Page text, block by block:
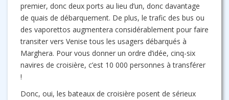
premier, donc deux ports au lieu d’un, donc davantage
de quais de débarquement. De plus, le trafic des bus ou
des vaporettos augmentera considérablement pour faire
transiter vers Venise tous les usagers débarqués à
Marghera. Pour vous donner un ordre d’idée, cinq-six
navires de croisière, c’est 10 000 personnes à transférer
!
Donc, oui, les bateaux de croisière posent de sérieux